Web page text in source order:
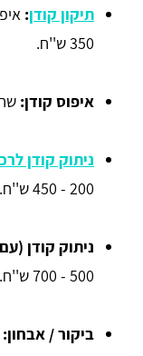
תיקון קודן:
350 ש''ח.
איפוס קודן:
ניתוק קודן
200 - 450 ש''ח.
ניתוק קודן
500 - 700 ש''ח.
ביקור / אבחון: